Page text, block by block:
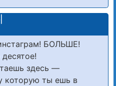
БОЛЬШЕ!
здесь —
которую ты ешь в